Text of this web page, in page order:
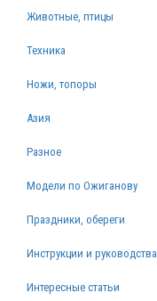
Животные, птицы
Техника
Ножи, топоры
Азия
Разное
Модели по Ожиганову
Праздники, обереги
Инструкции и руководства
Интересные статьи